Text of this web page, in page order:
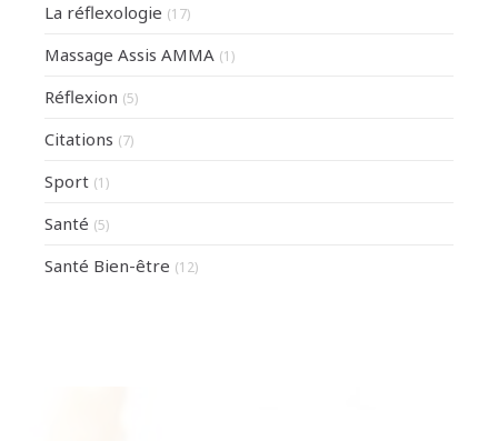
La réflexologie (17)
Massage Assis AMMA (1)
Réflexion (5)
Citations (7)
Sport (1)
Santé (5)
Santé Bien-être (12)